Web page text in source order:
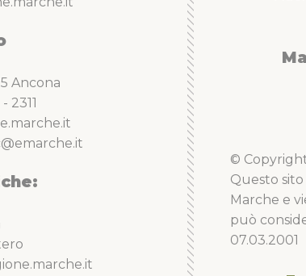
Ancona
2311
©
Questo
Marche e
può
07.03.2001